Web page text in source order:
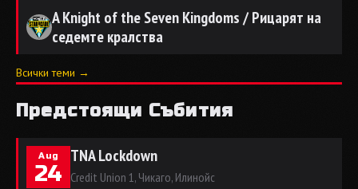
A Knight of the Seven Kingdoms / Рицарят на
седемте кралства
Всички теми →
Предстоящи Събития
Aug
24
TNA Lockdown
Credit Union 1, Чикаго, Илинойс